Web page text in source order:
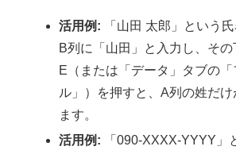
活用例: 「山田 太郎」という
B列に「山田」と入力し、そ
E（または「データ」タブの「
ル」）を押すと、A列の姓だ
ます。
活用例: 「090-XXXX-YYYY」